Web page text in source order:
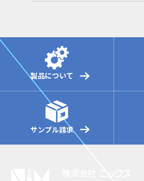
製品について
サンプル請求